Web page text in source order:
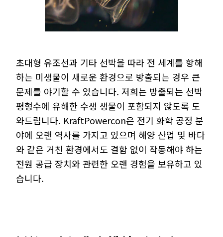
초대형 유조선과 기타 선박을 따라 전 세계를 항해
하는 미생물이 새로운 환경으로 방출되는 경우 큰
문제를 야기할 수 있습니다. 저희는 방출되는 선박
평형수에 유해한 수생 생물이 포함되지 않도록 도
와드립니다. KraftPowercon은 전기 화학 공정 분
야에 오랜 역사를 가지고 있으며 해양 산업 및 바다
와 같은 거친 환경에서도 결함 없이 작동해야 하는
전원 공급 장치와 관련한 오랜 경험을 보유하고 있
습니다.